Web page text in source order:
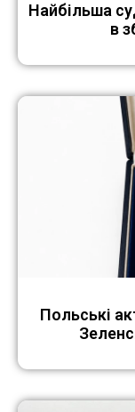
Найбільша
в
Польські